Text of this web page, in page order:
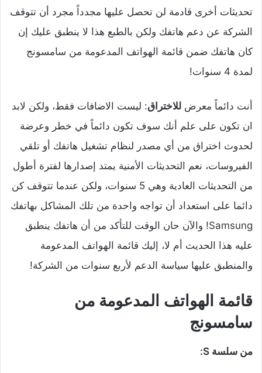
تحديثات أخرى قادمة لن تحصل عليها مجدداً مجرد أن تتوقف
الشركة عن دعم هاتفك ولكن بالطبع هذا لا ينطبق عليك إن
كان هاتفك ضمن قائمة الهواتف المدعومة من سامسونج
لمدة 4 سنوات!
أنت دائماً معرض للاختراق: ليست الاضافات فقط، ولكن لابد
ان تكون على علم أنك سوف تكون دائماً في خطر وعرضة
لحدوث اختراق من أي مصدر لنظام تشغيل هاتفك أو تلقي
الفيروسات، نعم التحديثات الأمنية يمتد إصدارها لفترة أطول
من التحديثات العادية وهي 5 سنوات، ولكن عندما تتوقف كن
دائما على استعداد أن تواجه واحدة من تلك المشاكل بهاتفك
Samsung! والآن حان الوقت للتأكد من أن هاتفك ينطبق
عليه هذا الحديث أم لا، إليك قائمة الهواتف المدعومة
والمنطبق عليها سياسة الدعم لأربع سنوات من الشركة!
قائمة الهواتف المدعومة من
سامسونج
من سلسة S: